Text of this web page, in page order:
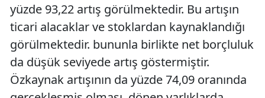
yüzde 93,22 artış görülmektedir. Bu artışın
ticari alacaklar ve stoklardan kaynaklandığı
görülmektedir. bununla birlikte net borçluluk
da düşük seviyede artış göstermiştir.
Özkaynak artışının da yüzde 74,09 oranında